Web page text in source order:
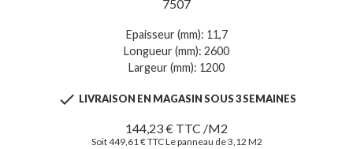
7507
Epaisseur (mm): 11,7
Longueur (mm): 2600
Largeur (mm): 1200
 LIVRAISON EN MAGASIN SOUS 3 SEMAINES
144,23 € TTC /M2
Soit 449,61 € TTC Le panneau de 3,12 M2